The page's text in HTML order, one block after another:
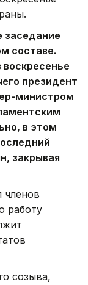
заседание
составе.
президент
министром
в этом
закрывая
членов
работу
созыва,